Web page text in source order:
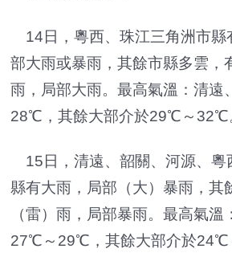
14日，粵西、珠江三角洲市縣
部大雨或暴雨，其餘市縣多雲，
雨，局部大雨。最高氣溫：清遠
28℃，其餘大部介於29℃～32℃
15日，清遠、韶關、河源、粵
縣有大雨，局部（大）暴雨，其
（雷）雨，局部暴雨。最高氣溫
27℃～29℃，其餘大部介於24℃